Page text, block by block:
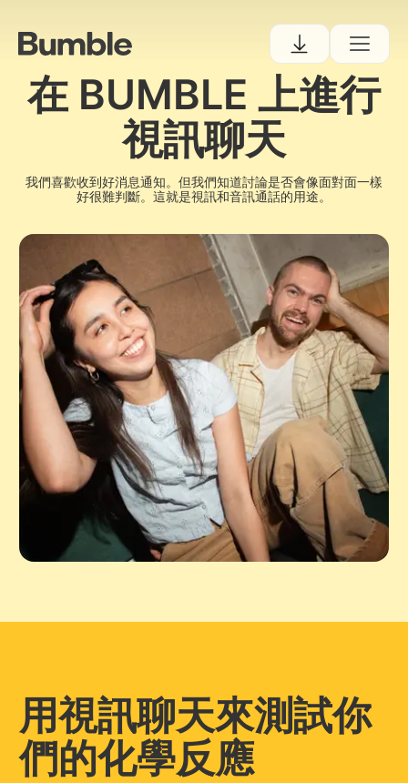
在 BUMBLE 上進行
視訊聊天
我們喜歡收到好消息通知。但我們知道討論是否會像面對面一樣
好很難判斷。這就是視訊和音訊通話的用途。
用視訊聊天來測試你
們的化學反應